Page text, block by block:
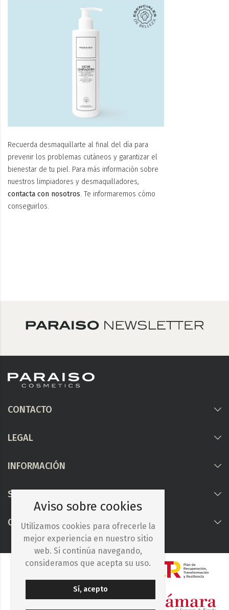
Recuerda desmaquillarte al final del día para
prevenir los problemas cutáneos y garantizar el
bienestar de tu piel. Para más información sobre
nuestros limpiadores y desmaquilladores,
contacta con nosotros. Te informaremos cómo
conseguirlos.
CONTACTO
LEGAL
INFORMACIÓN
Síguenos
COLABORAMOS CON
Aviso sobre cookies
Utilizamos cookies para ofrecerle la
mejor experiencia en nuestro sitio
web. Si continúa navegando,
consideramos que acepta su uso.
Sí, acepto